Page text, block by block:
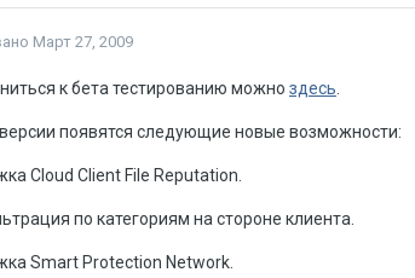
Март 27, 2009
к бета тестированию можно здесь
появятся следующие новые возможности:
Cloud Client File Reputation.
по категориям на стороне клиента.
Smart Protection Network.